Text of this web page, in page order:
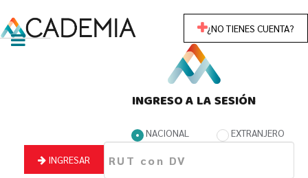
¿NO TIENES CUENTA?
INGRESAR
INGRESO A LA SESIÓN
NACIONAL EXTRANJERO